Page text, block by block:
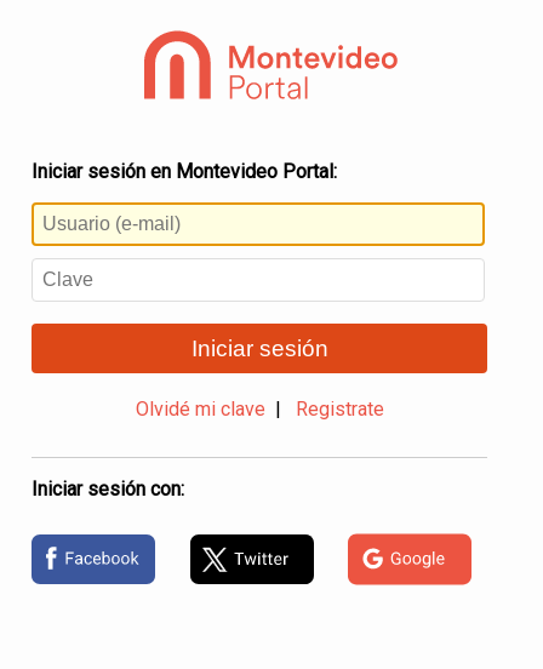
Iniciar sesión en Montevideo Portal:
Iniciar sesión
Olvidé mi clave Registrate
Iniciar sesión con: